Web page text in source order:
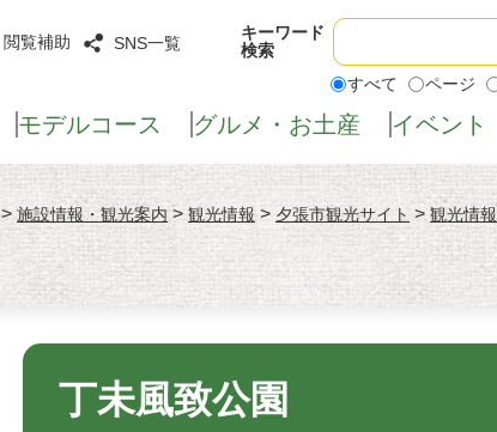
閲覧補助 SNS一覧
キーワード
検索
Google
カ
ス
タ
検
索
すべて ページ
モデルコース グルメ・ お土産 イベント
> 施設情報・観光案内 > 観光情報> 夕張市観光サイト >観光情報
本
丁未風致公園